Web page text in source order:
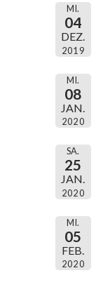
MI.
04
DEZ.
2019
MI.
08
JAN.
2020
SA.
25
JAN.
2020
MI.
05
FEB.
2020